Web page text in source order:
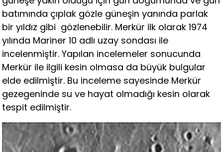
batımında çıplak gözle güneşin yanında parlak
bir yıldız gibi gözlenebilir. Merkür ilk olarak 1974
yılında Mariner 10 adlı uzay sondası ile
incelenmiştir. Yapılan incelemeler sonucunda
Merkür ile ilgili kesin olmasa da büyük bulgular
elde edilmiştir. Bu inceleme sayesinde Merkür
gezegeninde su ve hayat olmadığı kesin olarak
tespit edilmiştir.